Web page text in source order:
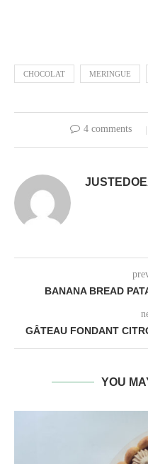
CHOCOLAT MERINGUE
4 comments
BANANA BREAD
GÂTEAU FONDANT
YOU